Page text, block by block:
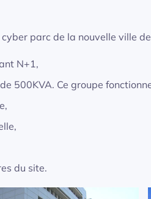
parc de la nouvelle ville
N+1,
500KVA. Ce groupe
du site.